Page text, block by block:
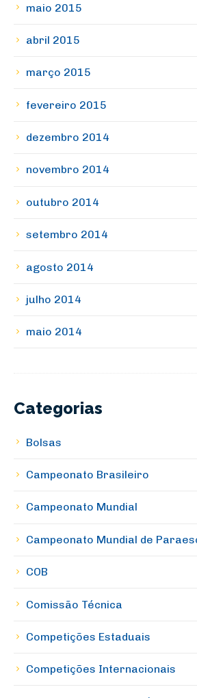
maio 2015
abril 2015
março 2015
fevereiro 2015
dezembro 2014
novembro 2014
outubro 2014
setembro 2014
agosto 2014
julho 2014
maio 2014
Categorias
Bolsas
Campeonato Brasileiro
Campeonato Mundial
Campeonato Mundial de
COB
Comissão Técnica
Competições Estaduais
Competições Internacionais